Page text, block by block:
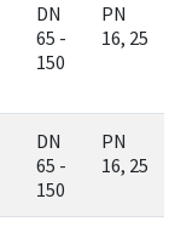
DN
65 -
150
PN
16, 25
DN
65 -
150
PN
16, 25